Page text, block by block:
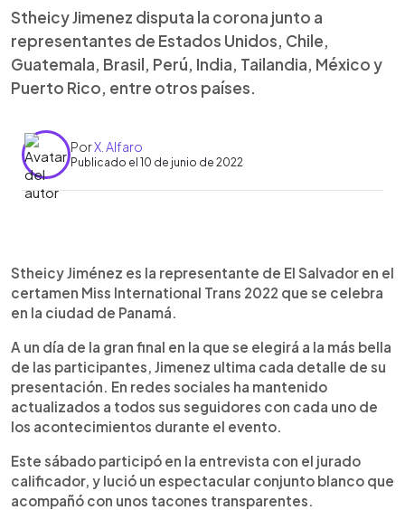
Stheicy Jimenez disputa la corona junto a
representantes de Estados Unidos, Chile,
Guatemala, Brasil, Perú, India, Tailandia, México y
Puerto Rico, entre otros países.
PorX. Alfaro
Publicado el 10 de junio de 2022
Escuchar artículo
Stheicy Jiménez es la representante de El Salvador en el
certamen Miss International Trans 2022 que se celebra
en la ciudad de Panamá.
A un día de la gran final en la que se elegirá a la más bella
de las participantes, Jimenez ultima cada detalle de su
presentación. En redes sociales ha mantenido
actualizados a todos sus seguidores con cada uno de
los acontecimientos durante el evento.
Este sábado participó en la entrevista con el jurado
calificador, y lució un espectacular conjunto blanco que
acompañó con unos tacones transparentes.